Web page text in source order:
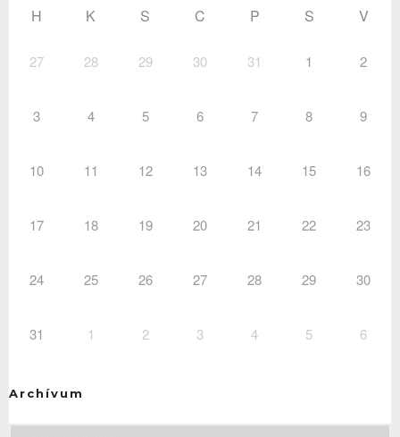
H K S C P S V
27 28 29 30 31 1 2
3 4 5 6 7 8 9
10 11 12 13 14 15 16
17 18 19 20 21 22 23
24 25 26 27 28 29 30
31 1 2 3 4 5 6
Archívum